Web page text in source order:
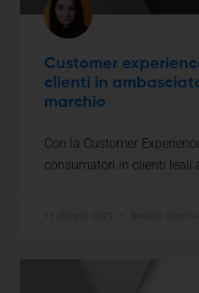
Customer
clienti in
marchio
Con la Customer
consumatori in clienti leali